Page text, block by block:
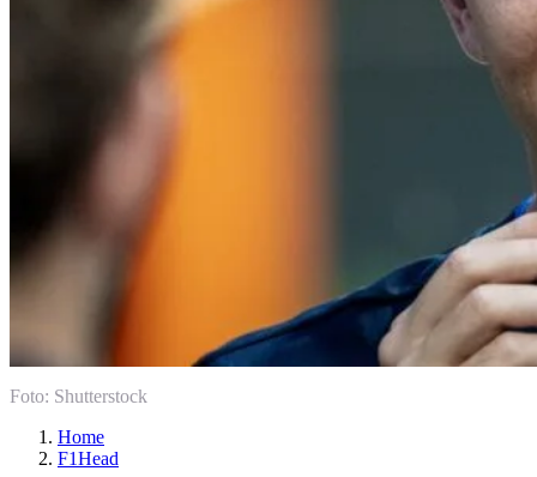
Foto: Shutterstock
Home
F1Head